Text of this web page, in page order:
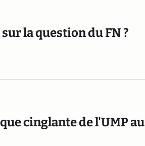
la question du FN ?
cinglante de l'UMP au